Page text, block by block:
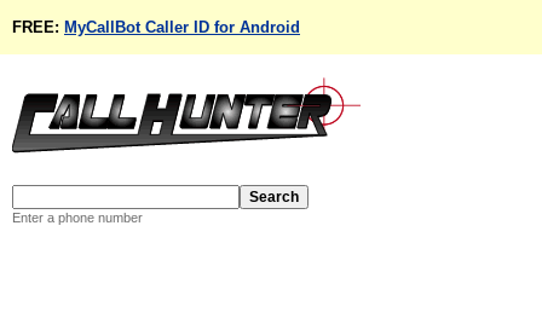
FREE: MyCallBot Caller ID for Android
Enter a phone number